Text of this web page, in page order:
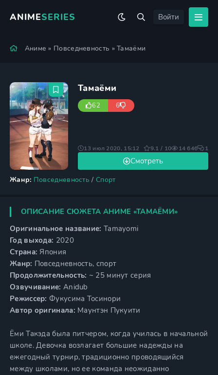
ANIMESERIES Войти
Аниме » Повседневность » Тамаёми
Тамаёми
62 6
Жанр: Повседневность / Спорт
Смотреть
13 июл 2020, 15:12 9.1 / 10 14 646 1
ОПИСАНИЕ СЮЖЕТА АНИМЕ «ТАМАЁМИ»
Оригинальное название: Tamayomi
Год выхода: 2020
Страна: Япония
Жанр: Повседневность, спорт
Продолжительность: ~ 25 минут серия
Озвучивание: Anidub
Режиссер: Фукусима Тосинори
Автор оригинала: Маунтэн Пукуити
Ёми Такэда была питчером, когда училась в начальной
школе. Девочка возлагает большие надежды на
ежегодный турнир, традиционно проводящийся
между школами, но ее команда неожиданно